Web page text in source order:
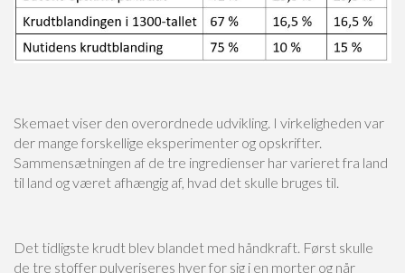
Skemaet viser den overordnede udvikling. I virkeligheden var
der mange forskellige eksperimenter og opskrifter.
Sammensætningen af de tre ingredienser har varieret fra land
til land og været afhængig af, hvad det skulle bruges til.
Det tidligste krudt blev blandet med håndkraft. Først skulle
de tre stoffer pulveriseres hver for sig i en morter og når